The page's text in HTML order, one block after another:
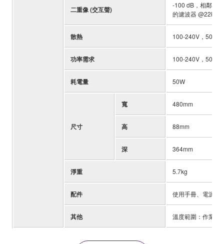
二重像 (交互聲)
-100 dB，相鄰的
的濾波器 @22kHz
散熱 100-240V，50/
功率需求 100-240V，50/
耗電量 50W
尺寸
寬 480mm
高 88mm
深 364mm
淨重 5.7kg
配件 使用手冊、電源線
其他 溫度範圍：作業